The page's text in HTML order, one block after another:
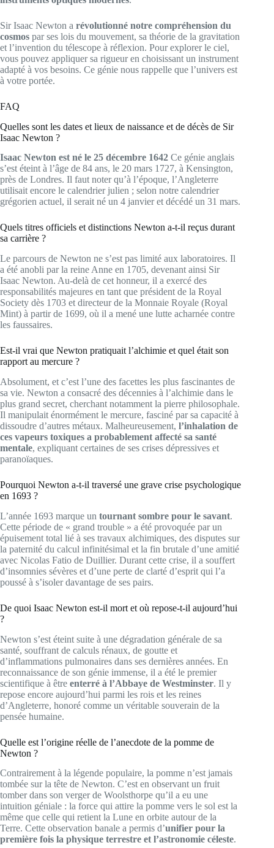
Sir Isaac Newton a révolutionné notre compréhension du
cosmos par ses lois du mouvement, sa théorie de la gravitation
et l’invention du télescope à réflexion. Pour explorer le ciel,
vous pouvez appliquer sa rigueur en choisissant un instrument
adapté à vos besoins. Ce génie nous rappelle que l’univers est
à votre portée.
FAQ
Quelles sont les dates et lieux de naissance et de décès de Sir
Isaac Newton ?
Isaac Newton est né le 25 décembre 1642 Ce génie anglais
s’est éteint à l’âge de 84 ans, le 20 mars 1727, à Kensington,
près de Londres. Il faut noter qu’à l’époque, l’Angleterre
utilisait encore le calendrier julien ; selon notre calendrier
grégorien actuel, il serait né un 4 janvier et décédé un 31 mars.
Quels titres officiels et distinctions Newton a-t-il reçus durant
sa carrière ?
Le parcours de Newton ne s’est pas limité aux laboratoires. Il
a été anobli par la reine Anne en 1705, devenant ainsi Sir
Isaac Newton. Au-delà de cet honneur, il a exercé des
responsabilités majeures en tant que président de la Royal
Society dès 1703 et directeur de la Monnaie Royale (Royal
Mint) à partir de 1699, où il a mené une lutte acharnée contre
les faussaires.
Est-il vrai que Newton pratiquait l’alchimie et quel était son
rapport au mercure ?
Absolument, et c’est l’une des facettes les plus fascinantes de
sa vie. Newton a consacré des décennies à l’alchimie dans le
plus grand secret, cherchant notamment la pierre philosophale.
Il manipulait énormément le mercure, fasciné par sa capacité à
dissoudre d’autres métaux. Malheureusement, l’inhalation de
ces vapeurs toxiques a probablement affecté sa santé
mentale, expliquant certaines de ses crises dépressives et
paranoïaques.
Pourquoi Newton a-t-il traversé une grave crise psychologique
en 1693 ?
L’année 1693 marque un tournant sombre pour le savant.
Cette période de « grand trouble » a été provoquée par un
épuisement total lié à ses travaux alchimiques, des disputes sur
la paternité du calcul infinitésimal et la fin brutale d’une amitié
avec Nicolas Fatio de Duillier. Durant cette crise, il a souffert
d’insomnies sévères et d’une perte de clarté d’esprit qui l’a
poussé à s’isoler davantage de ses pairs.
De quoi Isaac Newton est-il mort et où repose-t-il aujourd’hui
?
Newton s’est éteint suite à une dégradation générale de sa
santé, souffrant de calculs rénaux, de goutte et
d’inflammations pulmonaires dans ses dernières années. En
reconnaissance de son génie immense, il a été le premier
scientifique à être enterré à l’Abbaye de Westminster. Il y
repose encore aujourd’hui parmi les rois et les reines
d’Angleterre, honoré comme un véritable souverain de la
pensée humaine.
Quelle est l’origine réelle de l’anecdote de la pomme de
Newton ?
Contrairement à la légende populaire, la pomme n’est jamais
tombée sur la tête de Newton. C’est en observant un fruit
tomber dans son verger de Woolsthorpe qu’il a eu une
intuition géniale : la force qui attire la pomme vers le sol est la
même que celle qui retient la Lune en orbite autour de la
Terre. Cette observation banale a permis d’unifier pour la
première fois la physique terrestre et l’astronomie céleste.